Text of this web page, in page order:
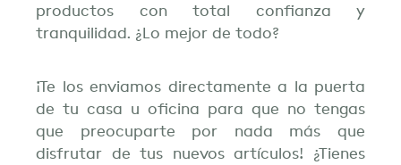
productos con total confianza y
tranquilidad. ¿Lo mejor de todo?
¡Te los enviamos directamente a la puerta
de tu casa u oficina para que no tengas
que preocuparte por nada más que
disfrutar de tus nuevos artículos! ¿Tienes